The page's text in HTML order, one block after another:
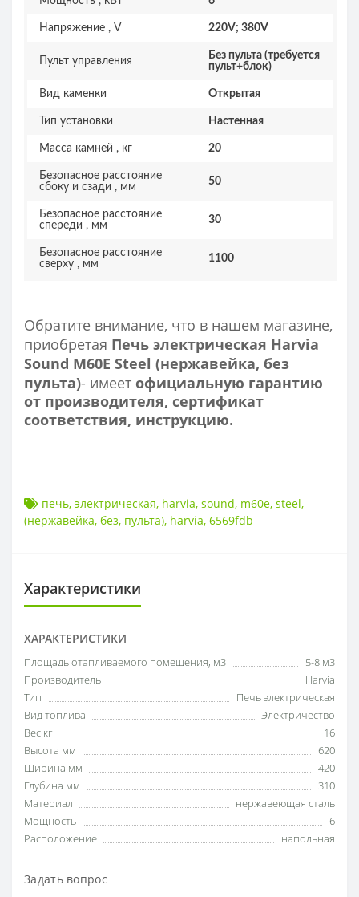
Напряжение , V 220V; 380V
Пульт управления
Без пульта (требуется
пульт+блок)
Вид каменки Открытая
Тип установки Настенная
Масса камней , кг 20
Безопасное расстояние
сбоку и сзади , мм
50
Безопасное расстояние
спереди , мм
30
Безопасное расстояние
сверху , мм
1100
Обратите внимание, что в нашем магазине,
приобретая Печь электрическая Harvia
Sound M60E Steel (нержавейка, без
пульта)- имеет официальную гарантию
от производителя, сертификат
соответствия, инструкцию.
печь, электрическая, harvia, sound, m60e, steel,
(нержавейка, без, пульта), harvia, 6569fdb
Характеристики
ХАРАКТЕРИСТИКИ
Площадь отапливаемого помещения, м3
5-8 м3
Производитель
Harvia
Тип
Печь электрическая
Вид топлива
Электричество
Вес кг
16
Высота мм
620
Ширина мм
420
Глубина мм
310
Материал
нержавеющая сталь
Мощность
6
Расположение
напольная
Задать вопрос